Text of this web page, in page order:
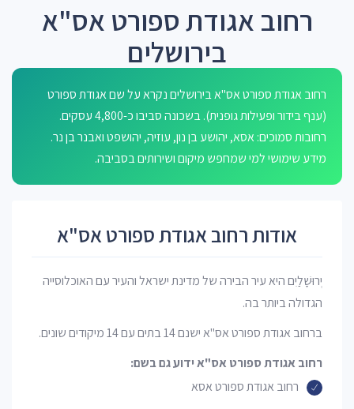
רחוב אגודת ספורט אס"א
בירושלים
רחוב אגודת ספורט אס"א בירושלים נקרא על שם אגודת ספורט
(ענף בידור ופעילות גופנית). בשכונה סביבו כ-4,800 עסקים.
רחובות סמוכים: אסא, יהושע בן נון, עוזיה, יהושפט ואבנר בן נר.
מידע שימושי למי שמחפש מיקום ושירותים בסביבה.
אודות רחוב אגודת ספורט אס"א
יְרוּשָׁלַיִם היא עיר הבירה של מדינת ישראל והעיר עם האוכלוסייה
הגדולה ביותר בה.
ברחוב אגודת ספורט אס"א ישנם 14 בתים עם 14 מיקודים שונים.
רחוב אגודת ספורט אס"א ידוע גם בשם:
רחוב אגודת ספורט אסא